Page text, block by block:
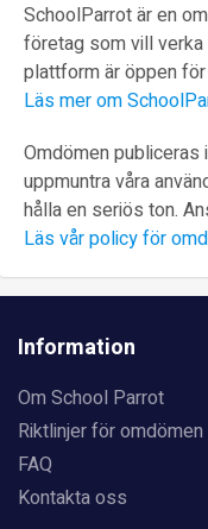
SchoolParrot är en
företag som vill
plattform är öppen för
Läs mer om
Omdömen publiceras
uppmuntra våra
hålla en seriös ton.
Läs vår policy för
Information
Om School Parrot
Riktlinjer för omdömen
FAQ
Kontakta oss